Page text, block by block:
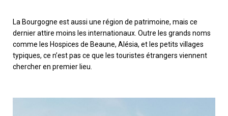
La Bourgogne est aussi une région de patrimoine, mais ce
dernier attire moins les internationaux. Outre les grands noms
comme les Hospices de Beaune, Alésia, et les petits villages
typiques, ce n’est pas ce que les touristes étrangers viennent
chercher en premier lieu.